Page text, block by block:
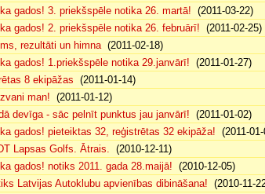
gados! 3. priekšspēle notika 26. martā! (2011-03-22)
gados! 2. priekšspēle notika 26. februārī! (2011-02-25)
rezultāti un himna(2011-02-18)
gados! 1.priekšspēle notika 29.janvārī! (2011-01-27)
8 ekipāžas (2011-01-14)
man! (2011-01-12)
devīga - sāc pelnīt punktus jau janvārī! (2011-01-02)
gados! pieteiktas 32, reģistrētas 32 ekipāža! (2011-
Lapsas Golfs. Ātrais. (2010-12-11)
gados! notiks 2011. gada 28.maijā! (2010-12-05)
Latvijas Autoklubu apvienības dibināšana! (2010-11-